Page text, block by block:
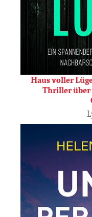
Haus voller
Thriller über